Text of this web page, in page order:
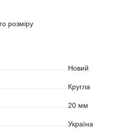
розміру
Новий
Кругла
20 мм
Україна